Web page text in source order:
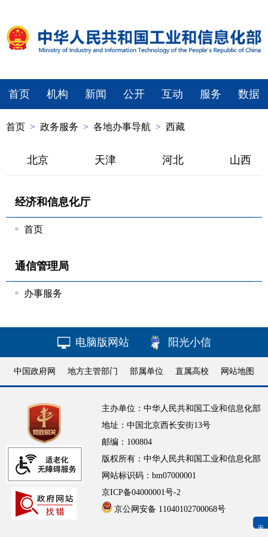
首页 机构 新闻 公开 互动 服务 数据
首页 > 政务服务 > 各地办事导航 > 西藏
北京 天津 河北 山西
经济和信息化厅
首页
通信管理局
办事服务
无障碍浏览
电脑版网站 阳光小信
中国政府网 地方主管部门 部属单位 直属高校 网站地图
主办单位：中华人民共和国工业和信息化部
地址：中国北京西长安街13号
邮编：100804
版权所有：中华人民共和国工业和信息化部
网站标识码：bm07000001
京ICP备04000001号-2
京公网安备 11040102700068号